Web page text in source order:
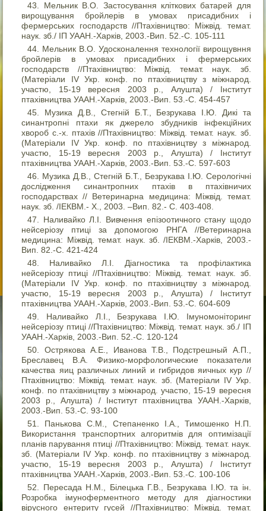
Мельник В.О. Застосування кліткових батарей для
вирощування бройлерів в умовах присадибних і
фермерських господарств //Птахівництво: Міжвід. темат.
наук. зб./ ІП УААН.-Харків, 2003.-Вип. 52.-С. 105-111
Мельник В.О. Удосконалення технології вирощувння
бройлерів в умовах присадибних і фермерських
господарств //Птахівництво: Міжвід. темат. наук. зб.
(Матеріали IV Укр. конф. по птахівництву з міжнарод.
участю, 15-19 вересня 2003 р., Алушта) / Інститут
птахівництва УААН.-Харків, 2003.-Вип. 53.-С. 454-457
Музика Д.В., Стегній Б.Т., Безрукава І.Ю. Дикі та
синантропні птахи як джерело збудників інфекційних
хвороб с.-х. птахів //Птахівництво: Міжвід. темат. наук. зб.
(Матеріали IV Укр. конф. по птахівництву з міжнарод.
участю, 15-19 вересня 2003 р., Алушта) / Інститут
птахівництва УААН.-Харків, 2003.-Вип. 53.-С. 597-603
Музика Д.В., Стегній Б.Т., Безрукава І.Ю. Серологічні
дослідження синантропних птахів в птахівничих
господарствах // Ветеринарна медицина: Міжвід. темат.
наук. зб. /ІЕКВМ.- Х., 2003. –Вип. 82.- С. 403-408.
Наливайко Л.І. Вивчення епізоотичного стану щодо
нейсеріозу птиці за допомогою РНГА //Ветеринарна
медицина: Міжвід. темат. наук. зб. /ІЕКВМ.-Харків, 2003.-
Вип. 82.-С. 421-424
Наливайко Л.І. Діагностика та профілактика
нейсеріозу птиці //Птахівництво: Міжвід. темат. наук. зб.
(Матеріали IV Укр. конф. по птахівництву з міжнарод.
участю, 15-19 вересня 2003 р., Алушта) / Інститут
птахівництва УААН.-Харків, 2003.-Вип. 53.-С. 604-609
Наливайко Л.І., Безрукава І.Ю. Імуномоніторинг
нейсеріозу птиці //Птахівництво: Міжвід. темат. наук. зб./ ІП
УААН.-Харків, 2003.-Вип. 52.-С. 120-124
Острякова А.Е., Иванова Т.В., Подстрешный А.П.,
Бреславец В.А. Физико-морфологические показатели
качества яиц различных линий и гибридов яичных кур //
Птахівництво: Міжвід. темат. наук. зб. (Матеріали IV Укр.
конф. по птахівництву з міжнарод. участю, 15-19 вересня
2003 р., Алушта) / Інститут птахівництва УААН.-Харків,
2003.-Вип. 53.-С. 93-100
Панькова С.М., Степаненко І.А., Тимошенко Н.П.
Використання транспортних алгоритмів для оптимізації
планів парування птиці //Птахівництво: Міжвід. темат. наук.
зб. (Матеріали IV Укр. конф. по птахівництву з міжнарод.
участю, 15-19 вересня 2003 р., Алушта) / Інститут
птахівництва УААН.-Харків, 2003.-Вип. 53.-С. 100-106
Пересада Н.М., Білецька Г.В., Безрукава І.Ю. та ін.
Розробка імуноферментного методу для діагностики
вірусного ентериту гусей //Птахівництво: Міжвід. темат.